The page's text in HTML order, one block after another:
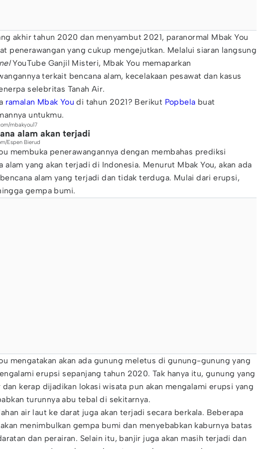
akhir tahun 2020 dan menyambut 2021, paranormal Mbak You
penerawangan yang cukup mengejutkan. Melalui siaran langsung
YouTube Ganjil Misteri, Mbak You memaparkan
terkait bencana alam, kecelakaan pesawat dan kasus
selebritas Tanah Air.
ramalan Mbak You di tahun 2021? Berikut Popbela buat
untukmu.
mbakyou17
alam akan terjadi
Espen Bierud
membuka penerawangannya dengan membahas prediksi
alam yang akan terjadi di Indonesia. Menurut Mbak You, akan ada
alam yang terjadi dan tidak terduga. Mulai dari erupsi,
gempa bumi.
mengatakan akan ada gunung meletus di gunung-gunung yang
erupsi sepanjang tahun 2020. Tak hanya itu, gunung yang
kerap dijadikan lokasi wisata pun akan mengalami erupsi yang
turunnya abu tebal di sekitarnya.
air laut ke darat juga akan terjadi secara berkala. Beberapa
menimbulkan gempa bumi dan menyebabkan kaburnya batas
dan perairan. Selain itu, banjir juga akan masih terjadi dan